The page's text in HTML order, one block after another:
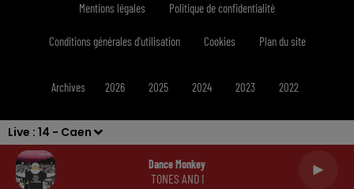
Live : 14 - Caen
Dance Monkey
TONES AND I
Mentions légales Politique de confidentialité
Conditions générales d'utilisation Cookies Plan du site
Archives 2026 2025 2024 2023 2022